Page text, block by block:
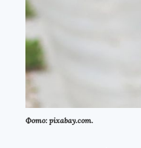
Фото: pixabay.com.